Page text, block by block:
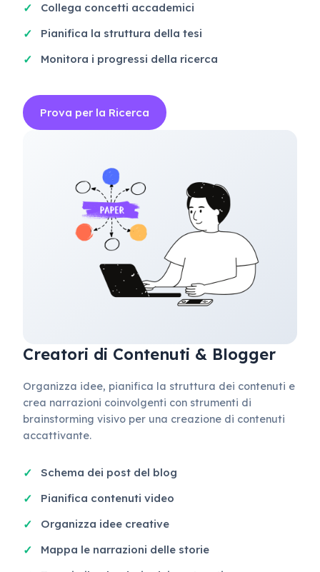
Collega concetti accademici
Pianifica la struttura della tesi
Monitora i progressi della ricerca
Prova per la Ricerca
Creatori di Contenuti & Blogger
Organizza idee, pianifica la struttura dei contenuti e
crea narrazioni coinvolgenti con strumenti di
brainstorming visivo per una creazione di contenuti
accattivante.
Schema dei post del blog
Pianifica contenuti video
Organizza idee creative
Mappa le narrazioni delle storie